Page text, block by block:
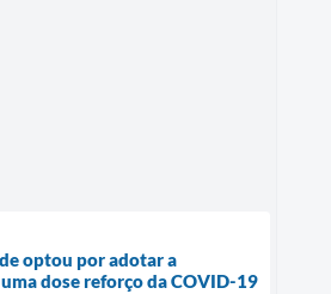
optou por adotar a
dose reforço da COVID-19